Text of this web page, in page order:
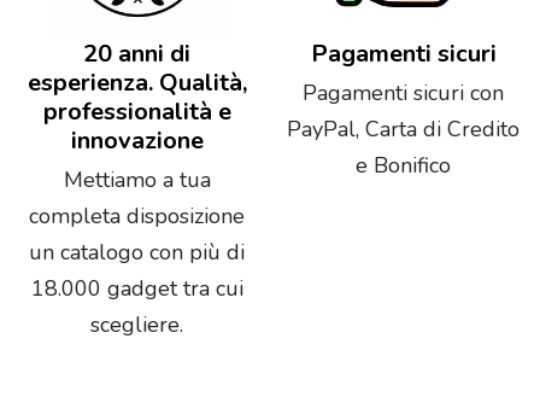
20 anni di
esperienza. Qualità,
professionalità e
innovazione
Mettiamo a tua
completa disposizione
un catalogo con più di
18.000 gadget tra cui
scegliere.
Pagamenti sicuri
Pagamenti sicuri con
PayPal, Carta di Credito
e Bonifico